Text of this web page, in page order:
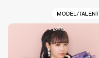
MODEL/TALENT